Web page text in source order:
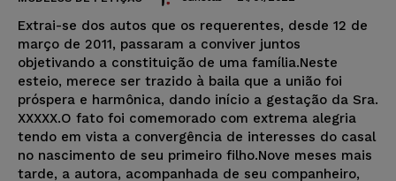
Extrai-se dos autos que os requerentes, desde 12 de
março de 2011, passaram a conviver juntos
objetivando a constituição de uma família.Neste
esteio, merece ser trazido à baila que a união foi
próspera e harmônica, dando início a gestação da Sra.
XXXXX.O fato foi comemorado com extrema alegria
tendo em vista a convergência de interesses do casal
no nascimento de seu primeiro filho.Nove meses mais
tarde, a autora, acompanhada de seu companheiro,